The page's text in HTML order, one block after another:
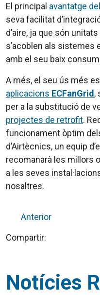
El principal avantatge
seva facilitat
d’aire, ja que són
s’acoblen als sistemes
amb el seu baix
A més, el seu ús més
aplicacions ECFanGrid ,
per a la substitució de
projectes de retrofit.
funcionament òptim
d’Airtècnics, un equip
recomanarà les millors
a les seves
nosaltres.
Anterior
Compartir:
Notícies